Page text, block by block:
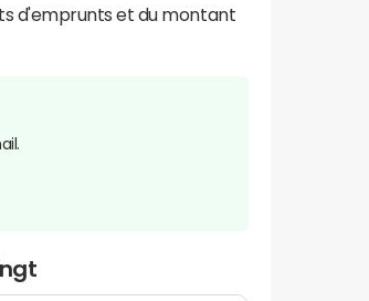
d'emprunts et du montant